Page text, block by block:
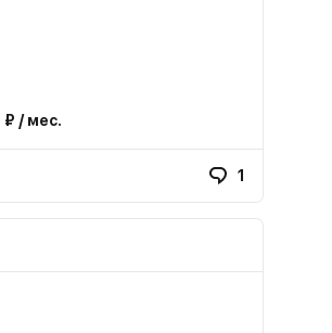
₽ / мес.
1